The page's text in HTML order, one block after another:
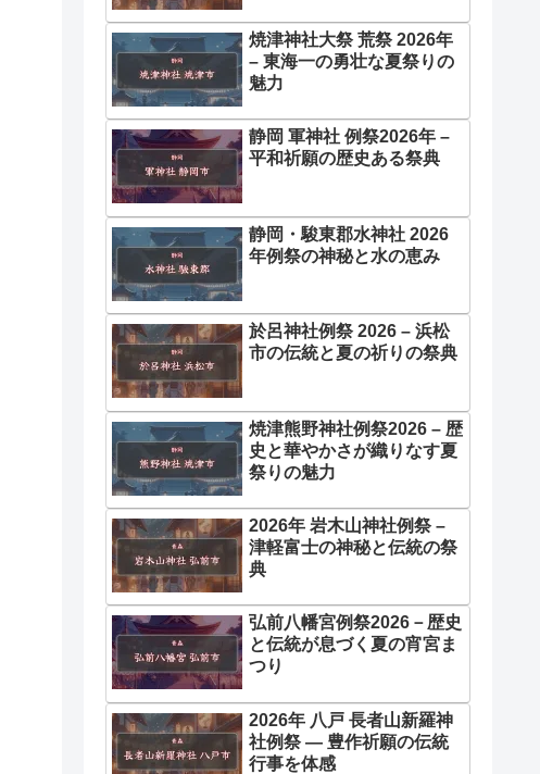
焼津神社大祭 荒祭 2026年
– 東海一の勇壮な夏祭りの
魅力
静岡 軍神社 例祭2026年 –
平和祈願の歴史ある祭典
静岡・駿東郡水神社 2026
年例祭の神秘と水の恵み
於呂神社例祭 2026 – 浜松
市の伝統と夏の祈りの祭典
焼津熊野神社例祭2026 – 歴
史と華やかさが織りなす夏
祭りの魅力
2026年 岩木山神社例祭 –
津軽富士の神秘と伝統の祭
典
弘前八幡宮例祭2026－歴史
と伝統が息づく夏の宵宮ま
つり
2026年 八戸 長者山新羅神
社例祭 ― 豊作祈願の伝統
行事を体感